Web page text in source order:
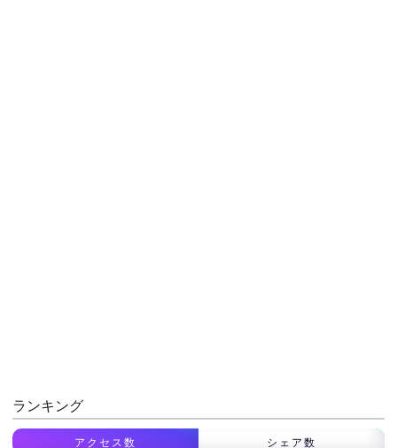
ランキング
アクセス数 シェア数